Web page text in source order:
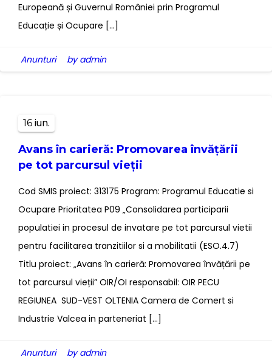
Europeană și Guvernul României prin Programul
Educație și Ocupare […]
Anunturi by admin
16 iun.
Avans în carieră: Promovarea învățării
pe tot parcursul vieții
Cod SMIS proiect: 313175 Program: Programul Educatie si
Ocupare Prioritatea P09 „Consolidarea participarii
populatiei in procesul de invatare pe tot parcursul vietii
pentru facilitarea tranzitiilor si a mobilitatii (ESO.4.7)
Titlu proiect: „Avans în carieră: Promovarea învățării pe
tot parcursul vieții” OIR/OI responsabil: OIR PECU
REGIUNEA SUD-VEST OLTENIA Camera de Comert si
Industrie Valcea in parteneriat […]
Anunturi by admin